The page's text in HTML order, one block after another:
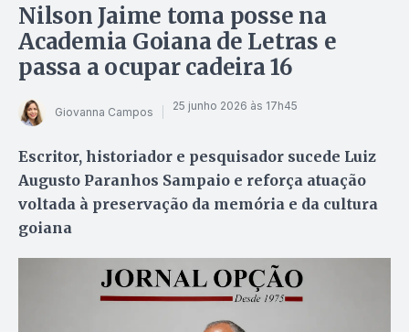
Nilson Jaime toma posse na
Academia Goiana de Letras e
passa a ocupar cadeira 16
Giovanna Campos 25 junho 2026 às 17h45
Escritor, historiador e pesquisador sucede Luiz
Augusto Paranhos Sampaio e reforça atuação
voltada à preservação da memória e da cultura
goiana